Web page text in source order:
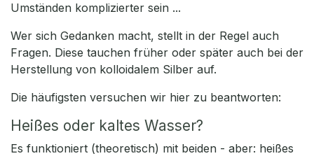
Umständen komplizierter sein ...
Wer sich Gedanken macht, stellt in der Regel auch
Fragen. Diese tauchen früher oder später auch bei der
Herstellung von kolloidalem Silber auf.
Die häufigsten versuchen wir hier zu beantworten:
Heißes oder kaltes Wasser?
Es funktioniert (theoretisch) mit beiden - aber: heißes